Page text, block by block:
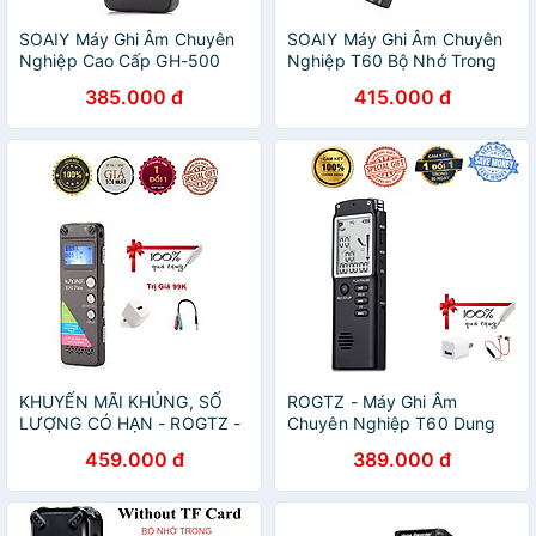
SOAIY Máy Ghi Âm Chuyên
Nghiệp Cao Cấp GH-500
- Hàng Nhập Khẩu
385.000 đ
SOAIY Máy Ghi Âm Chuyên
Nghiệp T60 Bộ Nhớ Trong
415.000 đ
KHUYẾN MÃI KHỦNG, SỐ
LƯỢNG CÓ HẠN - ROGTZ -
Ghi âm 80 giờ Dung lượng
8GB Micro kép Chống ồn
chủ động Màn hình LCD Đa
định dạng WMA, MP3, WAV
459.000 đ
ROGTZ - Máy Ghi Âm
Chuyên Nghiệp T60 Dung
Lượng Cao Dễ Sử Dụng Ghi
âm lặp lại Tự động lưu file
Loa ngoài Thời gian ghi âm
720 phút Kết nối dễ dàng
389.000 đ